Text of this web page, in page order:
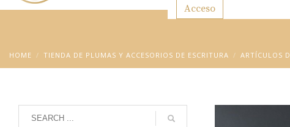
Acceso
HOME TIENDA DE PLUMAS Y ACCESORIOS DE ESCRITURA ARTÍCULOS